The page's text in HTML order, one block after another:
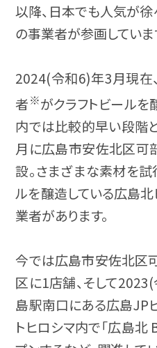
以降、日本でも人気が徐
の事業者が参画していま
2024(令和6)年3月現在
者※がクラフトビールを
内では比較的早い段階
月に広島市安佐北区可
設。さまざまな素材を試
ルを醸造している広島
業者があります。
今では広島市安佐北区
区に1店舗、そして
島駅南口にある広島JP
トヒロシマ内で「広島北